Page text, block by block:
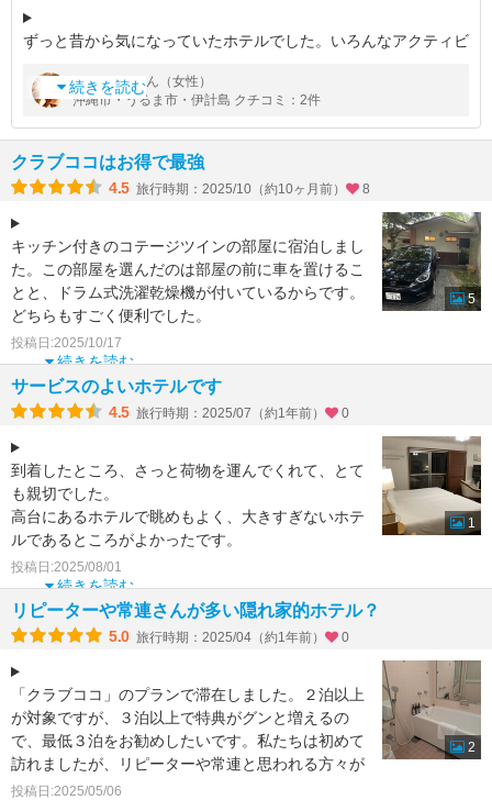
ずっと昔から気になっていたホテルでした。いろんなアクティビ
ティビティには予約が必要なものも多くて、スケジュール管理が
難しいです。せっかくなので
続きを読む
byイルミ さん（女性）
沖縄市・うるま市・伊計島 クチコミ：2件
クラブココはお得で最強
4.5 旅行時期：2025/10（約10ヶ月前） 8
キッチン付きのコテージツインの部屋に宿泊しまし
た。この部屋を選んだのは部屋の前に車を置けるこ
とと、ドラム式洗濯乾燥機が付いているからです。
どちらもすごく便利でした。
今回は3泊しました。それはココガ
続きを読む
投稿日:2025/10/17
5
サービスのよいホテルです
4.5 旅行時期：2025/07（約1年前） 0
到着したところ、さっと荷物を運んでくれて、とて
も親切でした。
高台にあるホテルで眺めもよく、大きすぎないホテ
ルであるところがよかったです。
朝食も混雑することなく、ゆったり食べることがで
き、またと続きを読む
投稿日:2025/08/01
1
リピーターや常連さんが多い隠れ家的ホテル？
5.0 旅行時期：2025/04（約1年前） 0
「クラブココ」のプランで滞在しました。２泊以上
が対象ですが、３泊以上で特典がグンと増えるの
で、最低３泊をお勧めしたいです。私たちは初めて
訪れましたが、リピーターや常連と思われる方々が
複数いました（いず
投稿日:2025/05/06
2